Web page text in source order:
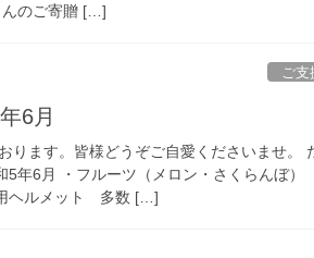
のご寄贈 […]
ご支
6月
ります。皆様どうぞご自愛くださいませ。
年6月 ・フルーツ（メロン・さくらんぼ）
ヘルメット 多数 […]